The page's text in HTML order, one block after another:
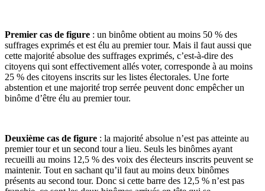
Premier cas de figure : un binôme obtient au moins 50 % des
suffrages exprimés et est élu au premier tour. Mais il faut aussi que
cette majorité absolue des suffrages exprimés, c’est-à-dire des
citoyens qui sont effectivement allés voter, corresponde à au moins
25 % des citoyens inscrits sur les listes électorales. Une forte
abstention et une majorité trop serrée peuvent donc empêcher un
binôme d’être élu au premier tour.
Deuxième cas de figure : la majorité absolue n’est pas atteinte au
premier tour et un second tour a lieu. Seuls les binômes ayant
recueilli au moins 12,5 % des voix des électeurs inscrits peuvent se
maintenir. Tout en sachant qu’il faut au moins deux binômes
présents au second tour. Donc si cette barre des 12,5 % n’est pas